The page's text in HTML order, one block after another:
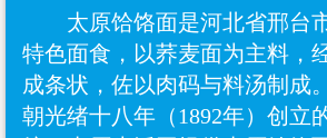
太原饸饹面是河北省邢台
特色面食，以荞麦面为主料，
成条状，佐以肉码与料汤制成
朝光绪十八年（1892年）创立